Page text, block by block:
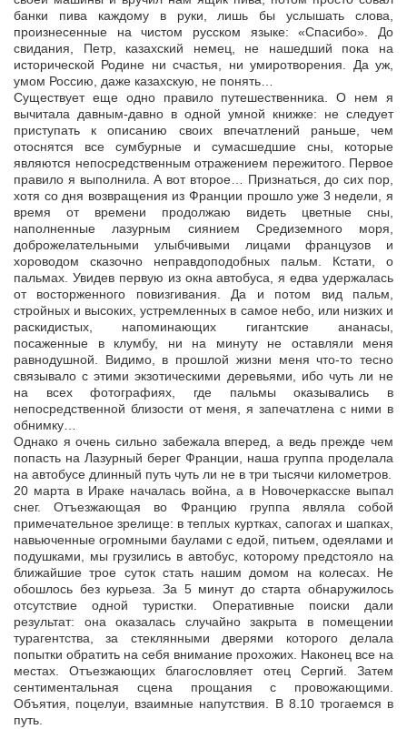
банки пива каждому в руки, лишь бы услышать слова,
произнесенные на чистом русском языке: «Спасибо». До
свидания, Петр, казахский немец, не нашедший пока на
исторической Родине ни счастья, ни умиротворения. Да уж,
умом Россию, даже казахскую, не понять…
Существует еще одно правило путешественника. О нем я
вычитала давным-давно в одной умной книжке: не следует
приступать к описанию своих впечатлений раньше, чем
отоснятся все сумбурные и сумасшедшие сны, которые
являются непосредственным отражением пережитого. Первое
правило я выполнила. А вот второе… Признаться, до сих пор,
хотя со дня возвращения из Франции прошло уже 3 недели, я
время от времени продолжаю видеть цветные сны,
наполненные лазурным сиянием Средиземного моря,
доброжелательными улыбчивыми лицами французов и
хороводом сказочно неправдоподобных пальм. Кстати, о
пальмах. Увидев первую из окна автобуса, я едва удержалась
от восторженного повизгивания. Да и потом вид пальм,
стройных и высоких, устремленных в самое небо, или низких и
раскидистых, напоминающих гигантские ананасы,
посаженные в клумбу, ни на минуту не оставляли меня
равнодушной. Видимо, в прошлой жизни меня что-то тесно
связывало с этими экзотическими деревьями, ибо чуть ли не
на всех фотографиях, где пальмы оказывались в
непосредственной близости от меня, я запечатлена с ними в
обнимку…
Однако я очень сильно забежала вперед, а ведь прежде чем
попасть на Лазурный берег Франции, наша группа проделала
на автобусе длинный путь чуть ли не в три тысячи километров.
20 марта в Ираке началась война, а в Новочеркасске выпал
снег. Отъезжающая во Францию группа являла собой
примечательное зрелище: в теплых куртках, сапогах и шапках,
навьюченные огромными баулами с едой, питьем, одеялами и
подушками, мы грузились в автобус, которому предстояло на
ближайшие трое суток стать нашим домом на колесах. Не
обошлось без курьеза. За 5 минут до старта обнаружилось
отсутствие одной туристки. Оперативные поиски дали
результат: она оказалась случайно закрыта в помещении
турагентства, за стеклянными дверями которого делала
попытки обратить на себя внимание прохожих. Наконец все на
местах. Отъезжающих благословляет отец Сергий. Затем
сентиментальная сцена прощания с провожающими.
Объятия, поцелуи, взаимные напутствия. В 8.10 трогаемся в
путь.